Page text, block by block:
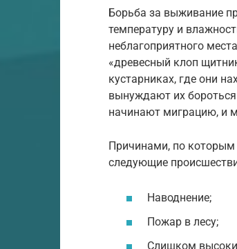
Борьба за выживание
температуру и
неблагоприятного
«древесный клоп
кустарниках, где они
вынуждают их
начинают миграцию, и
Причинами, по которым
следующие
Наводнение;
Пожар в лесу;
Слишком